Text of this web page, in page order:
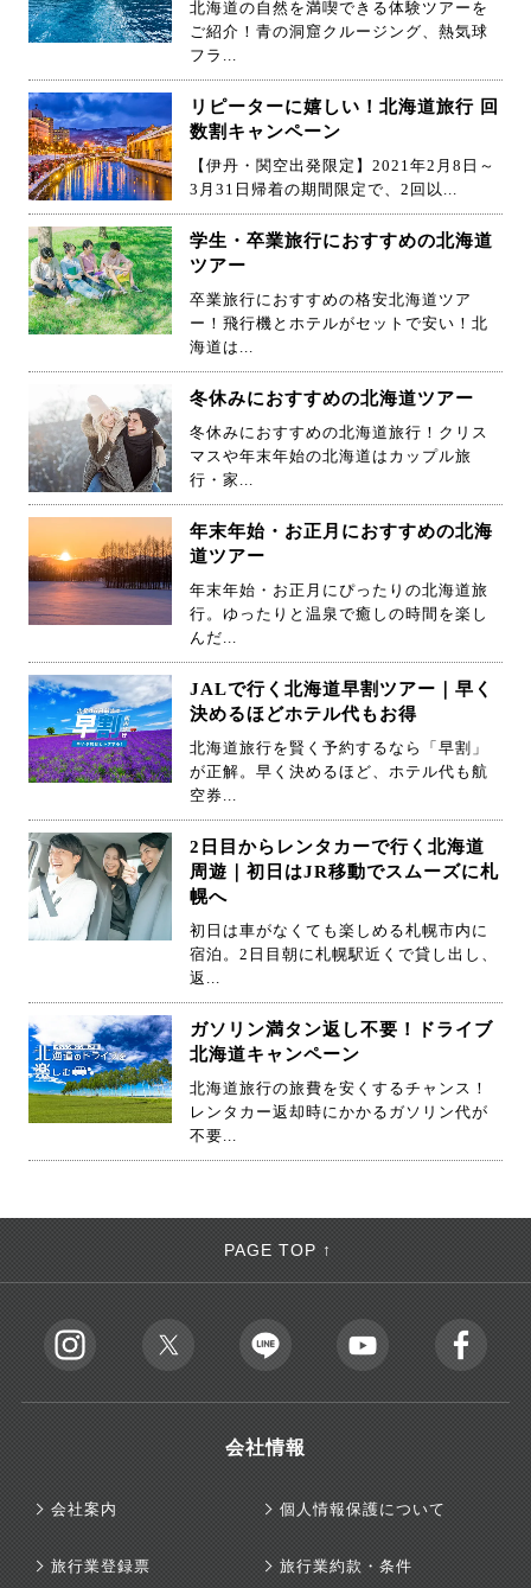
北海道の自然を満喫できる体験ツアーを
ご紹介！青の洞窟クルージング、熱気球
フラ...
リピーターに嬉しい！北海道旅行 回
数割キャンペーン
【伊丹・関空出発限定】2021年2月8日～
3月31日帰着の期間限定で、2回以...
学生・卒業旅行におすすめの北海道
ツアー
卒業旅行におすすめの格安北海道ツア
ー！飛行機とホテルがセットで安い！北
海道は...
冬休みにおすすめの北海道ツアー
冬休みにおすすめの北海道旅行！クリス
マスや年末年始の北海道はカップル旅
行・家...
年末年始・お正月におすすめの北海
道ツアー
年末年始・お正月にぴったりの北海道旅
行。ゆったりと温泉で癒しの時間を楽し
んだ...
JALで行く北海道早割ツアー｜早く
決めるほどホテル代もお得
北海道旅行を賢く予約するなら「早割」
が正解。早く決めるほど、ホテル代も航
空券...
2日目からレンタカーで行く北海道
周遊｜初日はJR移動でスムーズに札
幌へ
初日は車がなくても楽しめる札幌市内に
宿泊。2日目朝に札幌駅近くで貸し出し、
返...
ガソリン満タン返し不要！ドライブ
北海道キャンペーン
北海道旅行の旅費を安くするチャンス！
レンタカー返却時にかかるガソリン代が
不要...
PAGE TOP ↑
会社情報
会社案内 個人情報保護について
旅行業登録票 旅行業約款・条件